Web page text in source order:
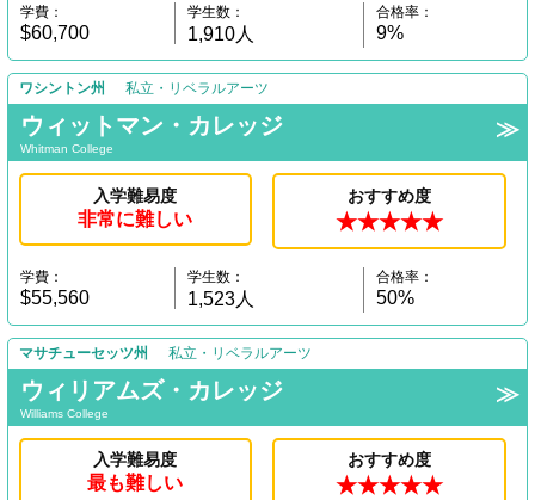
学費：
$60,700
学生数：
1,910人
合格率：
9%
ワシントン州 私立・リベラルアーツ
ウィットマン・カレッジ
Whitman College
入学難易度
非常に難しい
おすすめ度
★★★★★
学費：
$55,560
学生数：
1,523人
合格率：
50%
マサチューセッツ州 私立・リベラルアーツ
ウィリアムズ・カレッジ
Williams College
入学難易度
最も難しい
おすすめ度
★★★★★